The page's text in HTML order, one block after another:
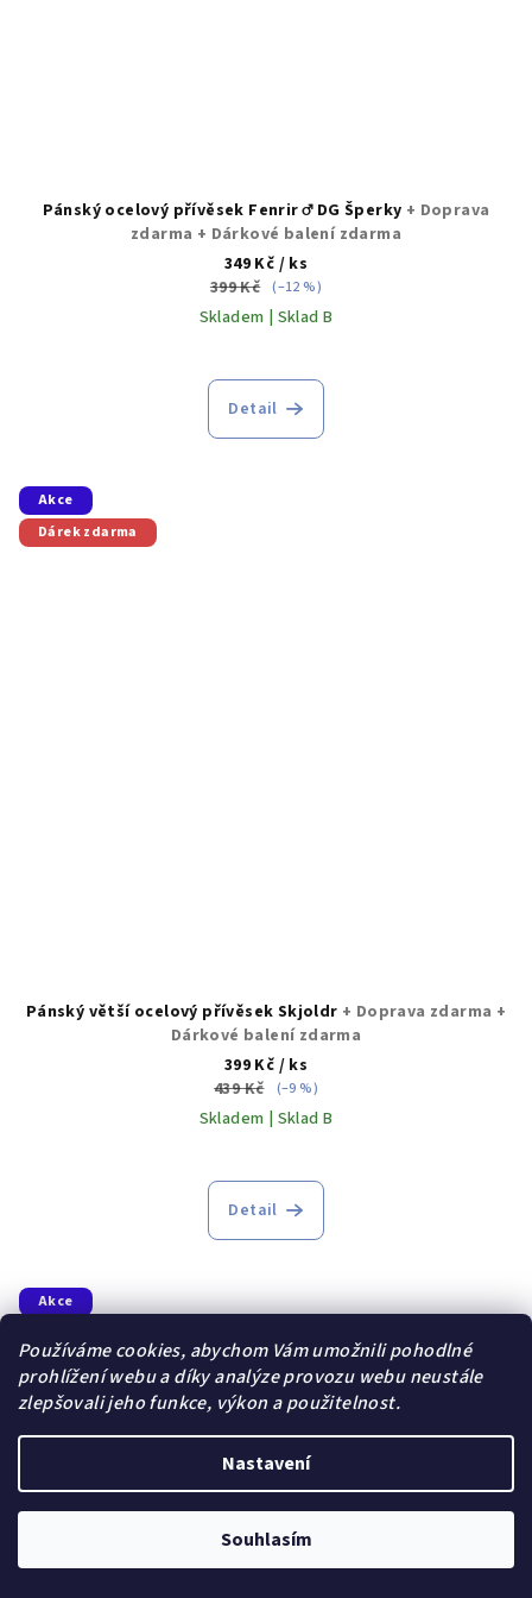
Používáme cookies, abychom Vám umožnili pohodlné
prohlížení webu a díky analýze provozu webu neustále
zlepšovali jeho funkce, výkon a použitelnost.
Nastavení
Souhlasím
Pánský ocelový přívěsek Fenrir ♂️ DG Šperky + Doprava
zdarma + Dárkové balení zdarma
349 Kč / ks
399 Kč (–12 %)
Skladem | Sklad B
Detail
Akce
Dárek zdarma
Pánský větší ocelový přívěsek Skjoldr + Doprava zdarma +
Dárkové balení zdarma
399 Kč / ks
439 Kč
(–9 %)
Skladem | Sklad B
Detail
Akce